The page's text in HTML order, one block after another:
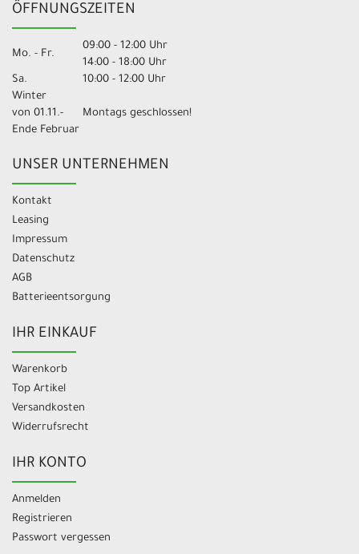
ÖFFNUNGSZEITEN
Mo. - Fr.
09:00 - 12:00 Uhr
14:00 - 18:00 Uhr
Sa.
10:00 - 12:00 Uhr
Winter
von 01.11.-
Ende Februar
Montags geschlossen!
UNSER UNTERNEHMEN
Kontakt
Leasing
Impressum
Datenschutz
AGB
Batterieentsorgung
IHR EINKAUF
Warenkorb
Top Artikel
Versandkosten
Widerrufsrecht
IHR KONTO
Anmelden
Registrieren
Passwort vergessen